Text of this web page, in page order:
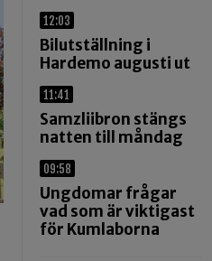
12:03
Bilutställning i
Hardemo augusti ut
11:41
Samzliibron stängs
natten till måndag
09:58
Ungdomar frågar
vad som är viktigast
för Kumlaborna